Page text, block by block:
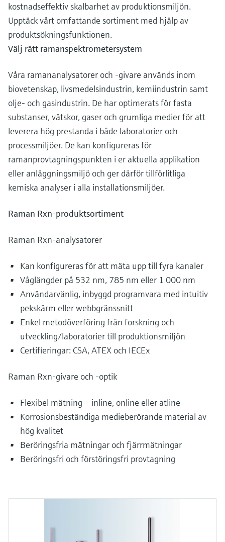
kostnadseffektiv skalbarhet av produktionsmiljön.
Upptäck vårt omfattande sortiment med hjälp av
produktsökningsfunktionen.
Välj rätt ramanspektrometersystem
Våra ramananalysatorer och -givare används inom
biovetenskap, livsmedelsindustrin, kemiindustrin samt
olje- och gasindustrin. De har optimerats för fasta
substanser, vätskor, gaser och grumliga medier för att
leverera hög prestanda i både laboratorier och
processmiljöer. De kan konfigureras för
ramanprovtagningspunkten i er aktuella applikation
eller anläggningsmiljö och ger därför tillförlitliga
kemiska analyser i alla installationsmiljöer.
Raman Rxn-produktsortiment
Raman Rxn-analysatorer
Kan konfigureras för att mäta upp till fyra kanaler
Våglängder på 532 nm, 785 nm eller 1 000 nm
Användarvänlig, inbyggd programvara med intuitiv
pekskärm eller webbgränssnitt
Enkel metodöverföring från forskning och
utveckling/laboratorier till produktionsmiljön
Certifieringar: CSA, ATEX och IECEx
Raman Rxn-givare och -optik
Flexibel mätning – inline, online eller atline
Korrosionsbeständiga medieberörande material av
hög kvalitet
Beröringsfria mätningar och fjärrmätningar
Beröringsfri och förstöringsfri provtagning